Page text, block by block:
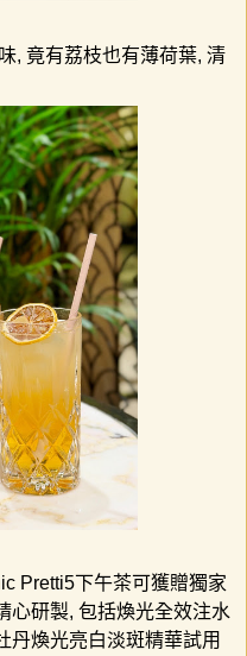
, 竟有荔枝也有薄荷葉, 清
Pretti5下午茶可獲贈獨家
心研製, 包括煥光全效注水
丹煥光亮白淡斑精華試用